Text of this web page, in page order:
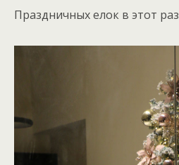
Праздничных елок в этот раз